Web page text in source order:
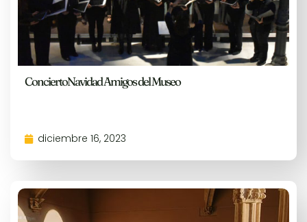
ConciertoNavidad Amigos del Museo
diciembre 16, 2023